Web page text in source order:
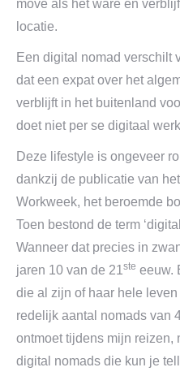
move als het ware en
locatie.
Een digital nomad verschilt
dat een expat over het
verblijft in het buitenland
doet niet per se digitaal
Deze lifestyle is ongeveer
dankzij de publicatie van
Workweek, het beroemde
Toen bestond de term
Wanneer dat precies in
jaren 10 van de 21ste eeuw.
die al zijn of haar hele
redelijk aantal nomads van
ontmoet tijdens mijn reizen,
digital nomads die kun je